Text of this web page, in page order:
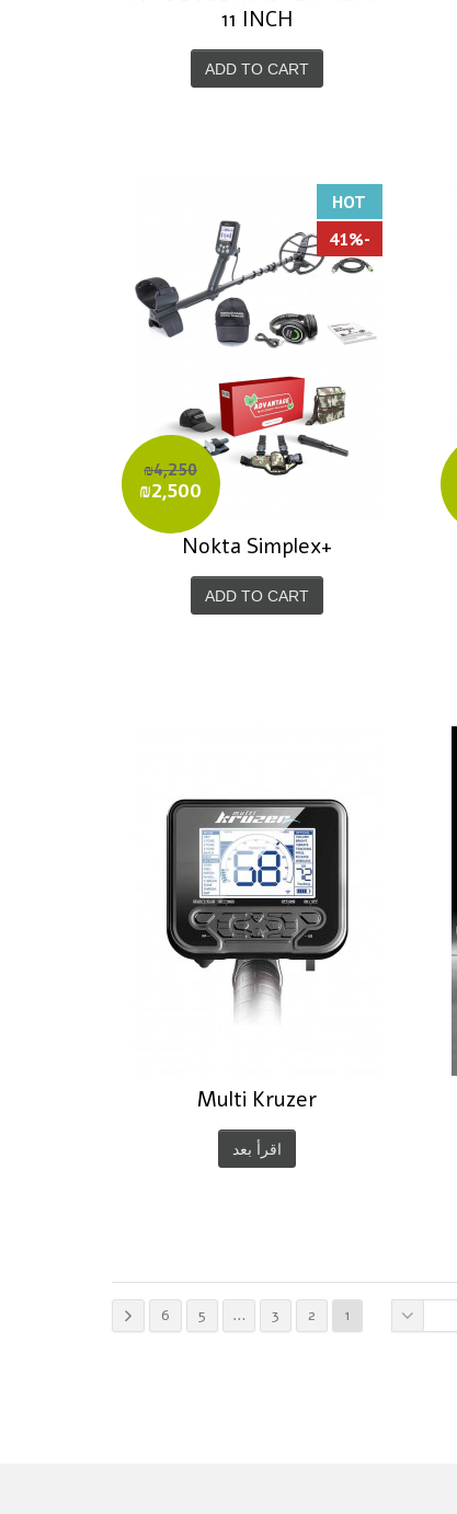
11 INCH
ADD TO CART
HOT
-41%
₪4,250
₪2,500
+Nokta Simplex
ADD TO CART
Multi Kruzer
اقرأ بعد
1
2
3
…
5
6